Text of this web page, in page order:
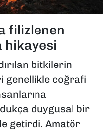
filizlenen
hikayesi
bitkilerin
genellikle coğrafi
duygusal bir
getirdi. Amatör